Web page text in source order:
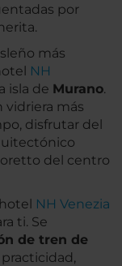
por
más
NH
isla de Murano.
vidriera más
disfrutar del
del centro
NH Venezia
ti. Se
de tren de